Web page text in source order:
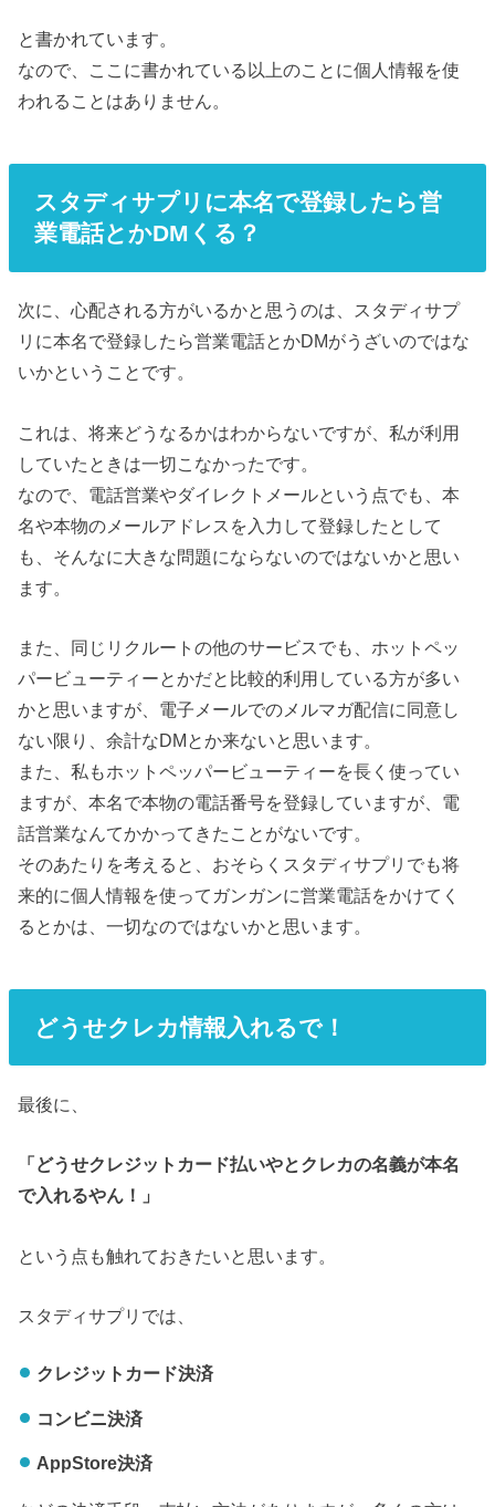
と書かれています。
なので、ここに書かれている以上のことに個人情報を使
われることはありません。
スタディサプリに本名で登録したら営
業電話とかDMくる？
次に、心配される方がいるかと思うのは、スタディサプ
リに本名で登録したら営業電話とかDMがうざいのではな
いかということです。
これは、将来どうなるかはわからないですが、私が利用
していたときは一切こなかったです。
なので、電話営業やダイレクトメールという点でも、本
名や本物のメールアドレスを入力して登録したとして
も、そんなに大きな問題にならないのではないかと思い
ます。
また、同じリクルートの他のサービスでも、ホットペッ
パービューティーとかだと比較的利用している方が多い
かと思いますが、電子メールでのメルマガ配信に同意し
ない限り、余計なDMとか来ないと思います。
また、私もホットペッパービューティーを長く使ってい
ますが、本名で本物の電話番号を登録していますが、電
話営業なんてかかってきたことがないです。
そのあたりを考えると、おそらくスタディサプリでも将
来的に個人情報を使ってガンガンに営業電話をかけてく
るとかは、一切なのではないかと思います。
どうせクレカ情報入れるで！
最後に、
「どうせクレジットカード払いやとクレカの名義が本名
で入れるやん！」
という点も触れておきたいと思います。
スタディサプリでは、
クレジットカード決済
コンビニ決済
AppStore決済